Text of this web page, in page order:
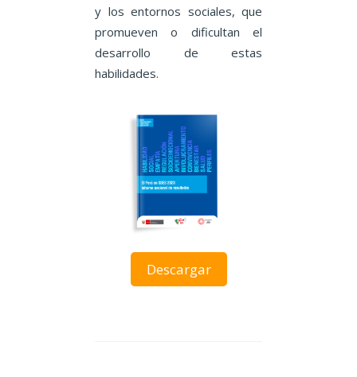
y los entornos sociales, que
promueven o dificultan el
desarrollo de estas
habilidades.
Descargar